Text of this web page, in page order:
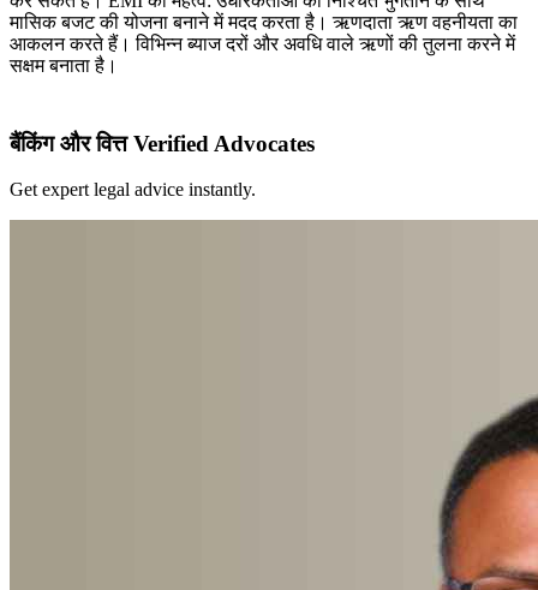
मासिक बजट की योजना बनाने में मदद करता है। ऋणदाता ऋण वहनीयता का
आकलन करते हैं। विभिन्न ब्याज दरों और अवधि वाले ऋणों की तुलना करने में
सक्षम बनाता है।
बैंकिंग और वित्त Verified Advocates
Get expert legal advice instantly.